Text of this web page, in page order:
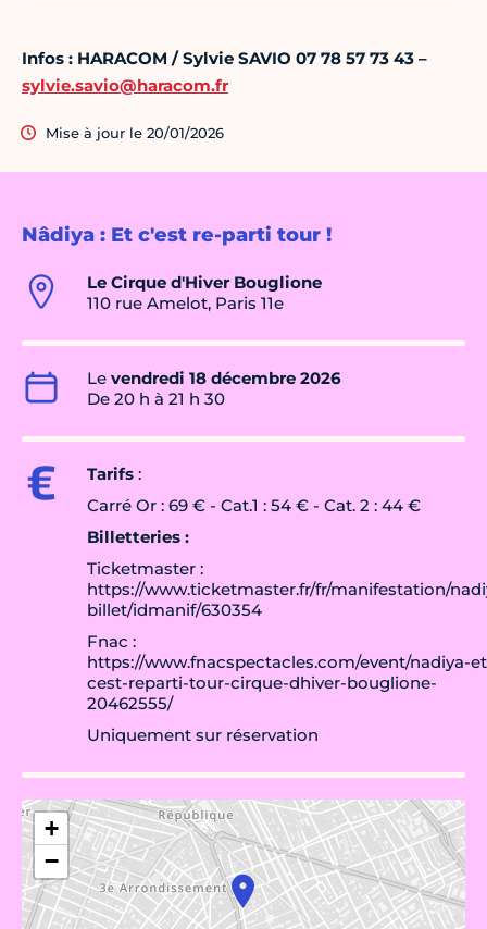
Nâdiya : Et c'est re-parti tour !
Le Cirque d'Hiver Bouglione
110 rue Amelot, Paris 11e
Le vendredi 18 décembre 2026
De 20 h à 21 h 30
Tarifs :
Carré Or : 69 € - Cat.1 : 54 € - Cat. 2 : 44 €
Billetteries :
Ticketmaster :
https://www.ticketmaster.fr/fr/manifestation/
billet/idmanif/630354
Fnac :
https://www.fnacspectacles.com/event/nadiya-
cest-reparti-tour-cirque-dhiver-bouglione-
20462555/
Uniquement sur réservation
+
−
Infos : HARACOM / Sylvie SAVIO 07 78 57 73 43 –
sylvie.savio@haracom.fr
Mise à jour le 20/01/2026